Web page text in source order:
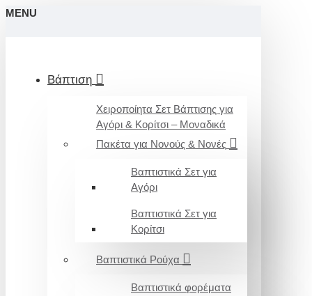
MENU
Βάπτιση
Χειροποίητα Σετ Βάπτισης για
Αγόρι & Κορίτσι – Μοναδικά
Πακέτα για Νονούς & Νονές
Βαπτιστικά Σετ για
Αγόρι
Βαπτιστικά Σετ για
Κορίτσι
Βαπτιστικά Ρούχα
Βαπτιστικά φορέματα